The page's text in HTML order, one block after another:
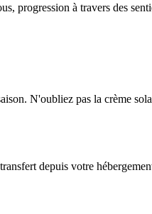
progression à travers des
N'oubliez pas la crème
depuis votre